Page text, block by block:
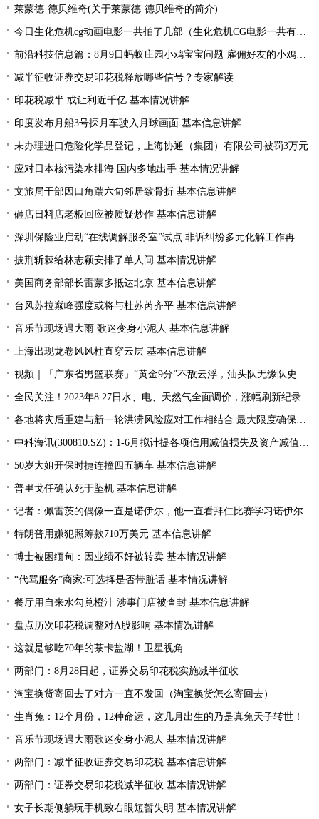
莱蒙德·德贝维奇(关于莱蒙德·德贝维奇的简介)
今日生化危机cg动画电影一共拍了几部（生化危机CG电影一共有几部分别是什么）
前沿科技信息篇：8月9日蚂蚁庄园小鸡宝宝问题 雇佣好友的小鸡来工作一起生产肥料需要消耗
减半征收证券交易印花税释放哪些信号？专家解读
印花税减半 或让利近千亿 基本情况讲解
印度发布月船3号探月车驶入月球画面 基本信息讲解
未办理进口危险化学品登记，上海协通（集团）有限公司被罚3万元
应对日本核污染水排海 国内多地出手 基本情况讲解
文旅局干部因口角踹六旬邻居致骨折 基本信息讲解
砸店日料店老板回应被质疑炒作 基本信息讲解
深圳保险业启动“在线调解服务室”试点 非诉纠纷多元化解工作再提速
披荆斩棘给林志颖安排了单人间 基本情况讲解
美国商务部部长雷蒙多抵达北京 基本信息讲解
台风苏拉巅峰强度或将与杜苏芮齐平 基本信息讲解
音乐节现场遇大雨 歌迷变身小泥人 基本信息讲解
上海出现龙卷风风柱直穿云层 基本信息讲解
视频｜「广东省男篮联赛」“黄金9分”不敌云浮，汕头队无缘队史首个四强
全民关注！2023年8.27日水、电、天然气全面调价，涨幅刷新纪录
各地将灾后重建与新一轮洪涝风险应对工作相结合 最大限度确保群众生命财产安全
中科海讯(300810.SZ)：1-6月拟计提各项信用减值损失及资产减值准备5189.85万元
50岁大姐开保时捷连撞四五辆车 基本信息讲解
普里戈任确认死于坠机 基本信息讲解
记者：佩雷茨的偶像一直是诺伊尔，他一直看拜仁比赛学习诺伊尔
特朗普用嫌犯照筹款710万美元 基本信息讲解
博士被困缅甸：因业绩不好被转卖 基本情况讲解
“代骂服务”商家:可选择是否带脏话 基本情况讲解
餐厅用自来水勾兑橙汁 涉事门店被查封 基本信息讲解
盘点历次印花税调整对A股影响 基本情况讲解
这就是够吃70年的茶卡盐湖！卫星视角
两部门：8月28日起，证券交易印花税实施减半征收
淘宝换货寄回去了对方一直不发回（淘宝换货怎么寄回去）
生肖兔：12个月份，12种命运，这几月出生的乃是真兔天子转世！
音乐节现场遇大雨歌迷变身小泥人 基本情况讲解
两部门：减半征收证券交易印花税 基本信息讲解
两部门：证券交易印花税减半征收 基本情况讲解
女子长期侧躺玩手机致右眼短暂失明 基本情况讲解